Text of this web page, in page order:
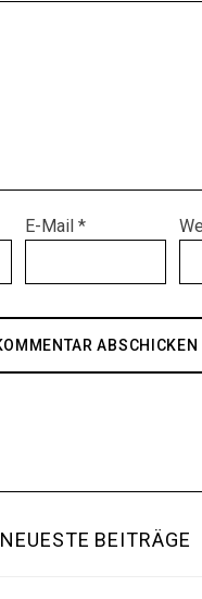
E-Mail*
NEUESTE BEITRÄGE